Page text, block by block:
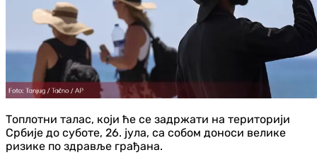
Топлотни талас, који ће се задржати на територији
Србије до суботе, 26. јула, са собом доноси велике
ризике по здравље грађана.